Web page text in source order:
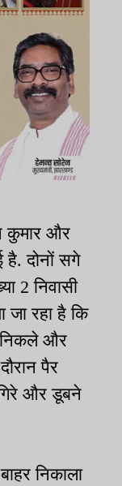
कुमार और
है. दोनों सगे
2 निवासी
जा रहा है कि
निकले और
पैर
और डूबने
निकाला